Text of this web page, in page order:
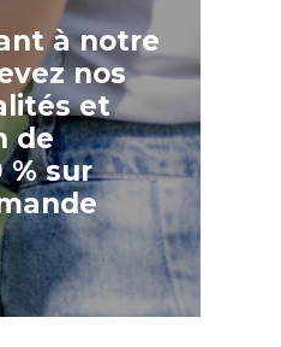
à notre
nos
et
de
% sur